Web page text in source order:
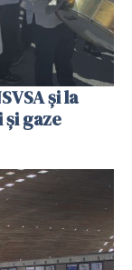
și la
gaze